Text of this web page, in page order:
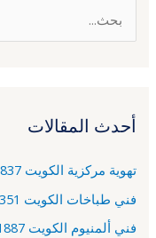
ل
ث
ن
:
أحدث المقالات
تهوية مركزية الكويت 66568837 – الري – شركة تهوية مركزية
فني طباخات الكويت 66244351 – الدوحة – فني تصليح طباخات
فني ألمنيوم الكويت 69621887 – خيطان – فني المنيوم